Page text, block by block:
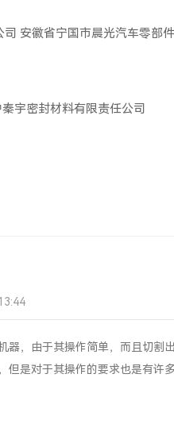
司 安徽省宁国市晨光汽车零部
宇密封材料有限责任公司
，由于其操作简单，而且切割
是对于其操作的要求也是有许